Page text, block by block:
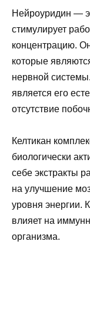
Нейроуридин —
стимулирует
концентрацию.
которые
нервной
является его
отсутствие
Келтикан
биологически
себе экстракты
на улучшение
уровня энергии.
влияет на
организма.